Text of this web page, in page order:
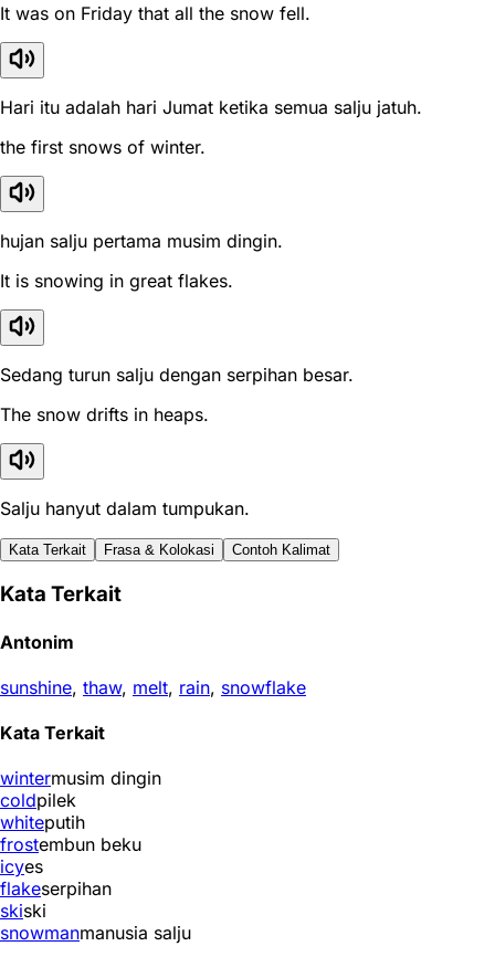
It was on Friday that all the snow fell.
Hari itu adalah hari Jumat ketika semua salju jatuh.
the first snows of winter.
hujan salju pertama musim dingin.
It is snowing in great flakes.
Sedang turun salju dengan serpihan besar.
The snow drifts in heaps.
Salju hanyut dalam tumpukan.
Kata Terkait Frasa & Kolokasi Contoh Kalimat
Kata Terkait
Antonim
sunshine, thaw, melt, rain, snowflake
Kata Terkait
wintermusim dingin
coldpilek
whiteputih
frostembun beku
icyes
flakeserpihan
skiski
snowmanmanusia salju